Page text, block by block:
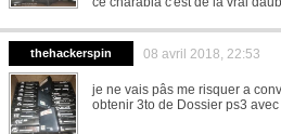
thehackerspin 08 avril 2018, 22:53
je ne vais pâs me risquer a
obtenir 3to de Dossier ps3